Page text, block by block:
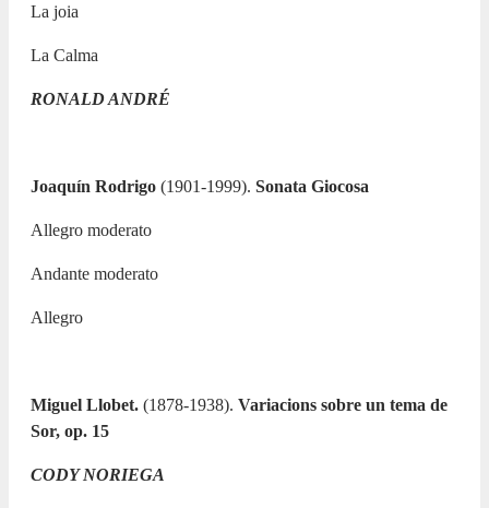
La joia
La Calma
RONALD ANDRÉ
Joaquín Rodrigo (1901-1999). Sonata Giocosa
Allegro moderato
Andante moderato
Allegro
Miguel Llobet. (1878-1938). Variacions sobre un tema de
Sor, op. 15
CODY NORIEGA